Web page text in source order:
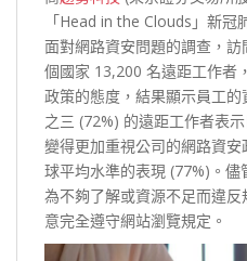
「Head in the Clouds」新
面對網路資安問題的調查，
個國家 13,200 名遠距工作者
政策的態度，結果顯示員工
之三 (72%) 的遠距工作者表
變得更加重視公司的網路資
球平均水準的表現 (77%)。
為不夠了解或資源不足而違
意完全遵守網站瀏覽規定。